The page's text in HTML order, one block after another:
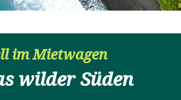
im Mietwagen
wilder Süden